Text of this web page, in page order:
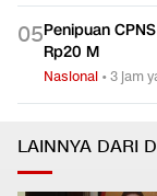
05Penipuan
Rp20 M
Nasional •3 jam
LAINNYA DARI